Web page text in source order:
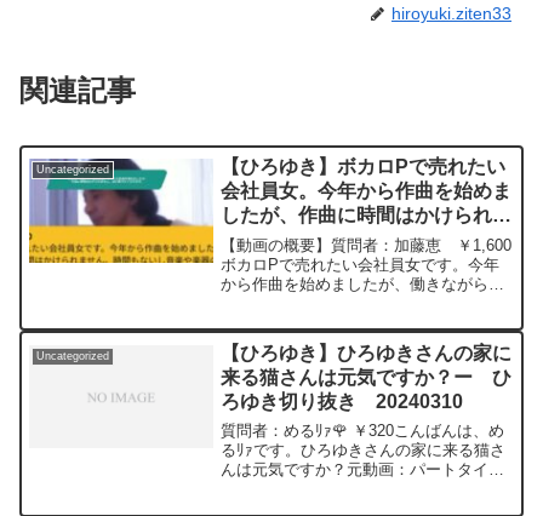
hiroyuki.ziten33
関連記事
Uncategorized
【ひろゆき】ボカロPで売れたい
会社員女。今年から作曲を始めま
したが、作曲に時間はかけられま
せん。AIに頼りたくなります。
ー ひろゆき切り抜き
20240516
【動画の概要】質問者：加藤恵 ￥1,600
ボカロPで売れたい会社員女です。今年
から作曲を始めましたが、働きながら曲
の勉強や練習が大変で、AIに頼りたくな
ります。ただAI...
Uncategorized
【ひろゆき】ひろゆきさんの家に
来る猫さんは元気ですか？ー ひ
ろゆき切り抜き 20240310
質問者：めるﾘｧ🌹 ￥320こんばんは、め
るﾘｧです。ひろゆきさんの家に来る猫さ
んは元気ですか？元動画：パートタイ